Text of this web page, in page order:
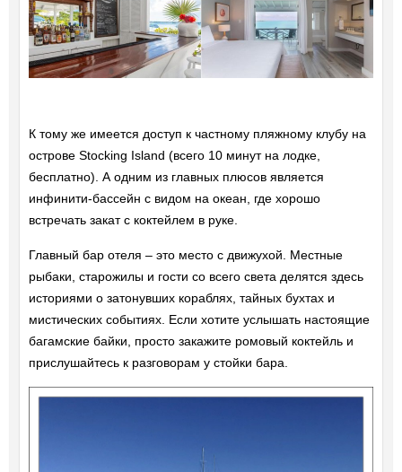
К тому же имеется доступ к частному пляжному клубу на
острове Stocking Island (всего 10 минут на лодке,
бесплатно). А одним из главных плюсов является
инфинити-бассейн с видом на океан, где хорошо
встречать закат с коктейлем в руке.
Главный бар отеля – это место с движухой. Местные
рыбаки, старожилы и гости со всего света делятся здесь
историями о затонувших кораблях, тайных бухтах и
мистических событиях. Если хотите услышать настоящие
багамские байки, просто закажите ромовый коктейль и
прислушайтесь к разговорам у стойки бара.